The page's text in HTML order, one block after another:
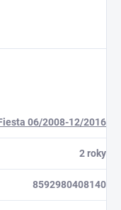
06/2008-12/2016
2 roky
8592980408140